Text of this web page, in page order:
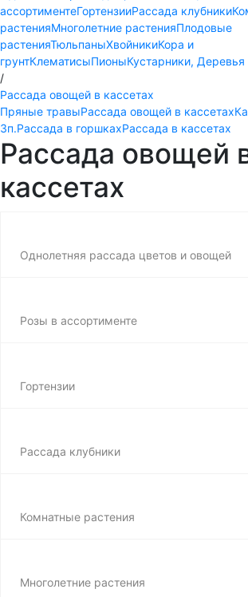
ассортиментеГортензииРассада клубники
растенияМноголетние растенияПлодовые
растенияТюльпаныХвойникиКора и
грунтКлематисыПионыКустарники, Деревья
/
Рассада овощей в кассетах
Пряные травыРассада овощей в кассетах
3п.Рассада в горшкахРассада в кассетах
Рассада овощей
кассетах
Однолетняя рассада цветов и овощей
Розы в ассортименте
Гортензии
Рассада клубники
Комнатные растения
Многолетние растения